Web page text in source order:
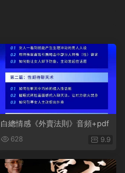
白總情感《外賣法則》音頻+pdf
628 9.9